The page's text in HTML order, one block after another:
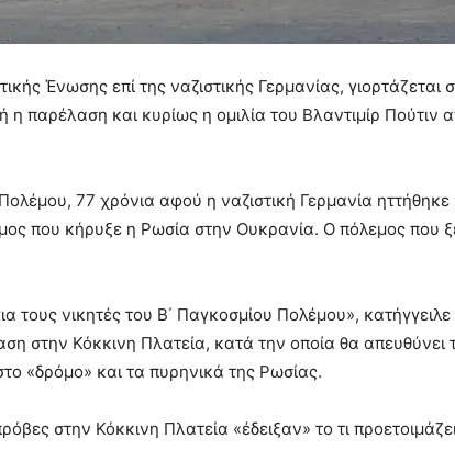
Ένωσης επί της ναζιστικής Γερμανίας,
παρέλαση και κυρίως η ομιλία του Βλαντιμίρ Πούτιν
77 χρόνια αφού η ναζιστική Γερμανία
που κήρυξε η Ρωσία στην Ουκρανία. Ο πόλεμος που
νικητές του Β΄ Παγκοσμίου Πολέμου»,
στην Κόκκινη Πλατεία, κατά την οποία θα απευθύνει
«δρόμο» και τα πυρηνικά της Ρωσίας.
στην Κόκκινη Πλατεία «έδειξαν» το τι